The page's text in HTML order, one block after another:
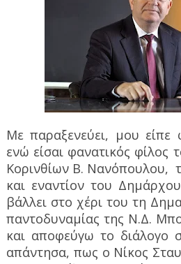
Με παραξενεύει, μου είπε
ενώ είσαι φανατικός
Κορινθίων Β. Νανόπουλου,
και εναντίον του
βάλλει στο χέρι του τη
παντοδυναμίας της Ν.Δ.
και αποφεύγω το διάλογο
απάντησα, πως ο Νίκος